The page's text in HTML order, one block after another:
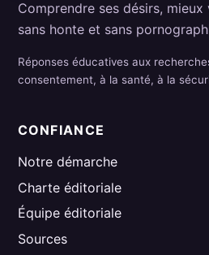
Comprendre ses désirs,
sans honte et sans
Réponses éducatives aux
consentement, à la santé, à la
CONFIANCE
Notre démarche
Charte éditoriale
Équipe éditoriale
Sources